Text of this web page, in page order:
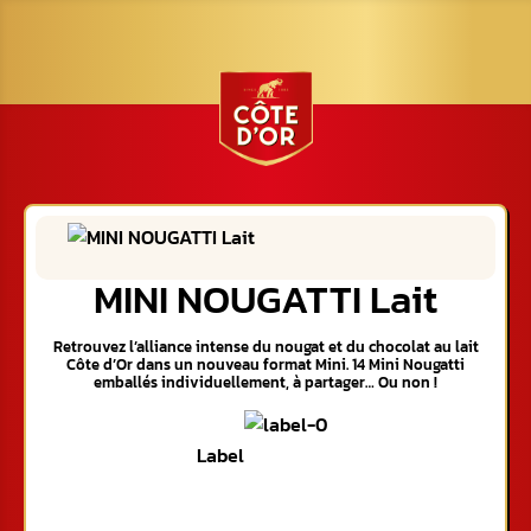
MINI NOUGATTI Lait
Retrouvez l’alliance intense du nougat et du chocolat au lait
Côte d’Or dans un nouveau format Mini. 14 Mini Nougatti
emballés individuellement, à partager… Ou non !
Label